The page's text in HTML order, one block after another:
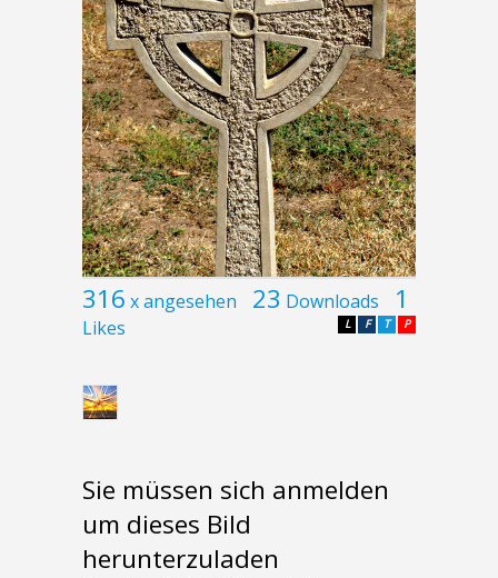
316 x angesehen 23 Downloads 1
Likes P
T
F
L
Sie müssen sich anmelden
um dieses Bild
herunterzuladen